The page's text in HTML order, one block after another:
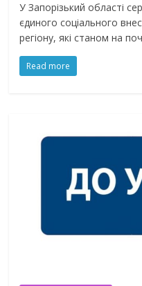
У Запорізький області
єдиного соціального
регіону, які станом на
Read more